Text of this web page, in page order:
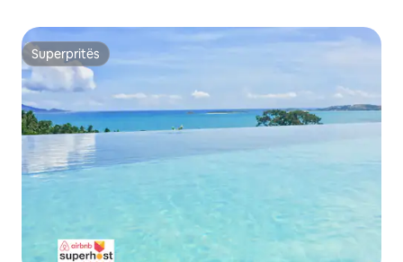
Superpritës
Superpritës